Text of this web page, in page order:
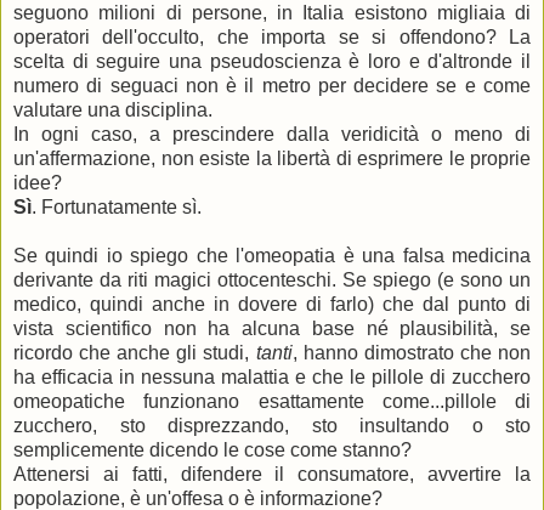
seguono milioni di persone, in Italia esistono migliaia di
operatori dell'occulto, che importa se si offendono? La
scelta di seguire una pseudoscienza è loro e d'altronde il
numero di seguaci non è il metro per decidere se e come
valutare una disciplina.
In ogni caso, a prescindere dalla veridicità o meno di
un'affermazione, non esiste la libertà di esprimere le proprie
idee?
Sì. Fortunatamente sì.
Se quindi io spiego che l'omeopatia è una falsa medicina
derivante da riti magici ottocenteschi. Se spiego (e sono un
medico, quindi anche in dovere di farlo) che dal punto di
vista scientifico non ha alcuna base né plausibilità, se
ricordo che anche gli studi, tanti, hanno dimostrato che non
ha efficacia in nessuna malattia e che le pillole di zucchero
omeopatiche funzionano esattamente come...pillole di
zucchero, sto disprezzando, sto insultando o sto
semplicemente dicendo le cose come stanno?
Attenersi ai fatti, difendere il consumatore, avvertire la
popolazione, è un'offesa o è informazione?